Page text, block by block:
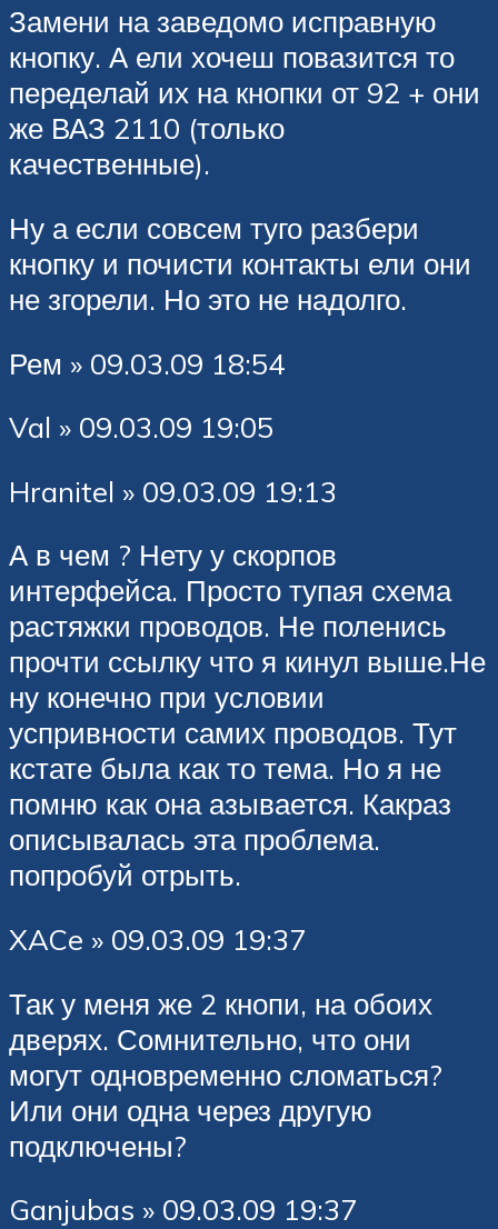
Замени на заведомо исправную
кнопку. А ели хочеш повазится то
переделай их на кнопки от 92 + они
же ВАЗ 2110 (только
качественные).
Ну а если совсем туго разбери
кнопку и почисти контакты ели они
не згорели. Но это не надолго.
Рем » 09.03.09 18:54
Val » 09.03.09 19:05
Hranitel » 09.03.09 19:13
А в чем ? Нету у скорпов
интерфейса. Просто тупая схема
растяжки проводов. Не поленись
прочти ссылку что я кинул выше.Не
ну конечно при условии
успривности самих проводов. Тут
кстате была как то тема. Но я не
помню как она азывается. Какраз
описывалась эта проблема.
попробуй отрыть.
XACe » 09.03.09 19:37
Так у меня же 2 кнопи, на обоих
дверях. Сомнительно, что они
могут одновременно сломаться?
Или они одна через другую
подключены?
Ganjubas » 09.03.09 19:37